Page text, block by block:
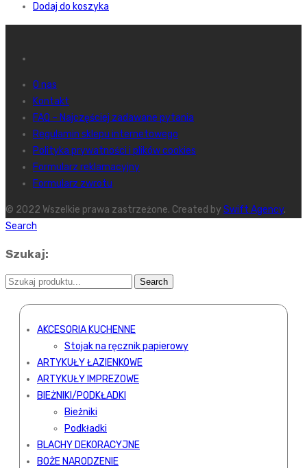
Dodaj do koszyka
O nas
Kontakt
FAQ – Najczęściej zadawane pytania
Regulamin sklepu internetowego
Polityka prywatności i plików cookies
Formularz reklamacyjny
Formularz zwrotu
© 2022 Wszelkie prawa zastrzeżone. Created by Swift Agency.
Search
Szukaj:
AKCESORIA KUCHENNE
Stojak na ręcznik papierowy
ARTYKUŁY ŁAZIENKOWE
ARTYKUŁY IMPREZOWE
BIEŻNIKI/PODKŁADKI
Bieżniki
Podkładki
BLACHY DEKORACYJNE
BOŻE NARODZENIE